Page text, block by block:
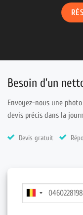
Besoin d’un
Envoyez-nous une
devis précis dans la
Devis gratuit